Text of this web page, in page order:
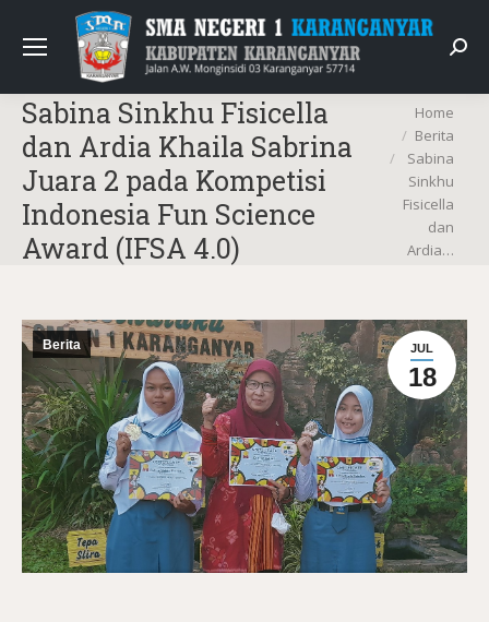
Sabina Sinkhu Fisicella
dan Ardia Khaila Sabrina
Juara 2 pada Kompetisi
Indonesia Fun Science
Award (IFSA 4.0)
You are here:
Home
Berita
Sabina
Sinkhu
Fisicella
dan
Ardia…
JUL
18
Berita